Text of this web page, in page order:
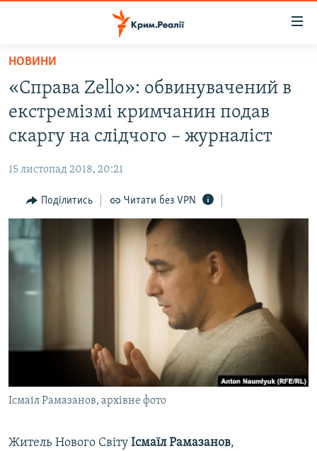
Перейти
основного
матеріалу
Перейти
до
основної
Перейти
до
пошуку
ВОДА.КРИМ
ВІДЕО ТА ФОТО
БЛОГИ
ПОГЛЯД
ІНТЕРВ'Ю
ВСЕ ЗА ДЕНЬ
СВІДЧЕННЯ ОКУПАЦІЇ
УКРАЇНСЬКА ПРОБЛЕМА КРИМУ
ІНФОГРАФІКА
Русский
ДОЛУЧАЙСЯ!
НОВИНИ
«Справа Zello»: обвинувачений в
екстремізмі кримчанин подав
скаргу на слідчого – журналіст
15 листопад 2018, 20:21
Поділитись Читати без VPN
Ісмаїл Рамазанов, архівне фото
Житель Нового Світу Ісмаїл Рамазанов,